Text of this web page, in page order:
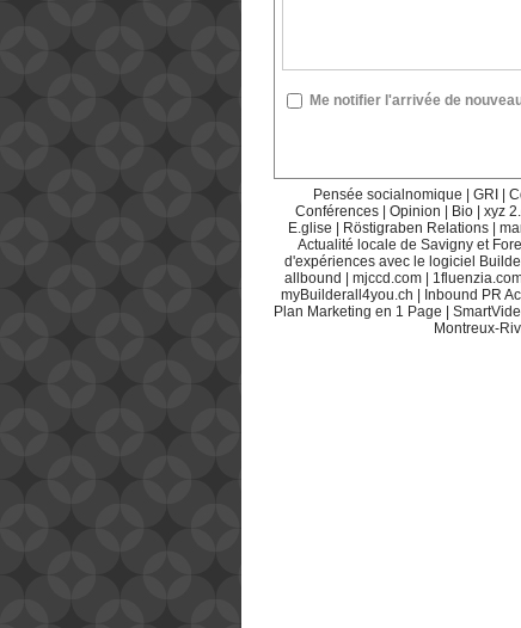
Me notifier l'arrivée de
Pensée socialnomique GRI
Conférences
Opinion Bio xyz
E.glise
Röstigraben Relations
Actualité locale de Savigny et
d'expériences avec le logiciel
allbound
mjccd.com
myBuilderall4you.ch
Inbound PR
Plan Marketing en 1 Page
Montreux-